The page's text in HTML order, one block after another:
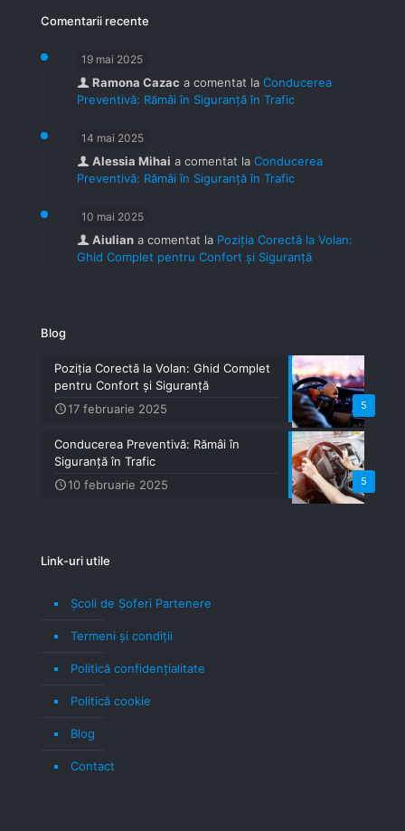
Comentarii recente
19 mai 2025
Ramona Cazac a comentat la Conducerea
Preventivă: Rămâi în Siguranță în Trafic
14 mai 2025
Alessia Mihai a comentat la Conducerea
Preventivă: Rămâi în Siguranță în Trafic
10 mai 2025
Aiulian a comentat la Poziția Corectă la Volan:
Ghid Complet pentru Confort și Siguranță
Blog
5
Poziția Corectă la Volan: Ghid Complet
pentru Confort și Siguranță
17 februarie 2025
5
Conducerea Preventivă: Rămâi în
Siguranță în Trafic
10 februarie 2025
Link-uri utile
Școli de Șoferi Partenere
Termeni şi condiţii
Politică confidenţialitate
Politică cookie
Blog
Contact